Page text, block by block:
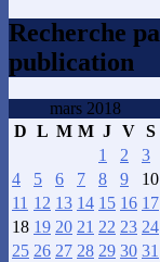
Recherche
publication
mars 2018
D L M M J V S
1
2
3
4
5 6 7 8 9
10
11 12 13 14 15 16 17
18 19 20 21 22 23 24
25 26 27 28 29 30 31